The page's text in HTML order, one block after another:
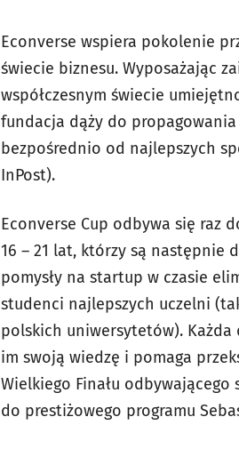
Econverse wspiera pokolenie
świecie biznesu. Wyposażając
współczesnym świecie
fundacja dąży do
bezpośrednio od najlepszych
InPost).
Econverse Cup odbywa się raz
16 – 21 lat, którzy są następnie
pomysły na startup w czasie
studenci najlepszych uczelni
polskich uniwersytetów).
im swoją wiedzę i pomaga
Wielkiego Finału odbywającego
do prestiżowego programu